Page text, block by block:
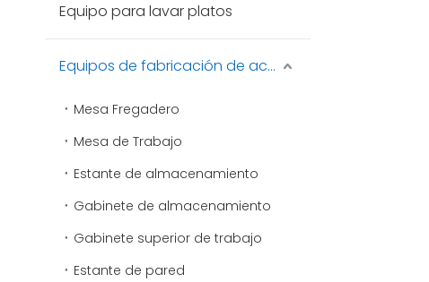
Equipo para lavar platos
Equipos de fabricación de acero inoxidable
Mesa Fregadero
Mesa de Trabajo
Estante de almacenamiento
Gabinete de almacenamiento
Gabinete superior de trabajo
Estante de pared